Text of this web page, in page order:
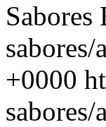
Sabores
+0000